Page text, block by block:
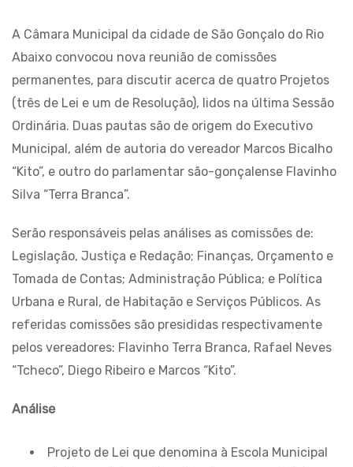
A Câmara Municipal da cidade de São Gonçalo do Rio
Abaixo convocou nova reunião de comissões
permanentes, para discutir acerca de quatro Projetos
(três de Lei e um de Resolução), lidos na última Sessão
Ordinária. Duas pautas são de origem do Executivo
Municipal, além de autoria do vereador Marcos Bicalho
“Kito”, e outro do parlamentar são-gonçalense Flavinho
Silva “Terra Branca”.
Serão responsáveis pelas análises as comissões de:
Legislação, Justiça e Redação; Finanças, Orçamento e
Tomada de Contas; Administração Pública; e Política
Urbana e Rural, de Habitação e Serviços Públicos. As
referidas comissões são presididas respectivamente
pelos vereadores: Flavinho Terra Branca, Rafael Neves
“Tcheco”, Diego Ribeiro e Marcos “Kito”.
Análise
Projeto de Lei que denomina à Escola Municipal